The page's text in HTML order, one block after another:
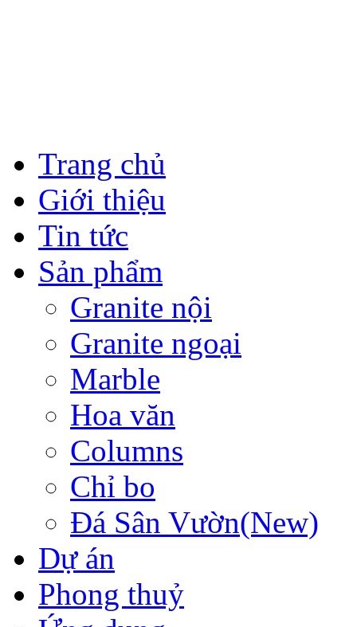
Trang chủ
Giới thiệu
Tin tức
Sản phẩm
Granite nội
Granite ngoại
Marble
Hoa văn
Columns
Chỉ bo
Đá Sân Vườn(New)
Dự án
Phong thuỷ